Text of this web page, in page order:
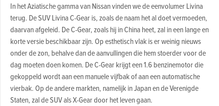
In het Aziatische gamma van Nissan vinden we de eenvolumer Livina
terug. De SUV Livina C-Gear is, zoals de naam het al doet vermoeden,
daarvan afgeleid. De C-Gear, zoals hij in China heet, zal in een lange en
korte versie beschikbaar zijn. Op esthetisch vlak is er weinig nieuws
onder de zon, behalve dan de aanvullingen die hem stoerder voor de
dag moeten doen komen. De C-Gear krijgt een 1.6 benzinemotor die
gekoppeld wordt aan een manuele vijfbak of aan een automatische
vierbak. Op de andere markten, namelijk in Japan en de Verenigde
Staten, zal de SUV als X-Gear door het leven gaan.